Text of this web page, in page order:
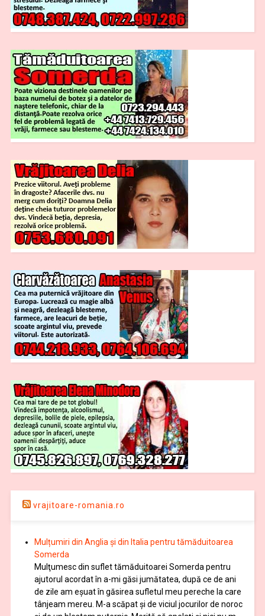
vrajitoare-romania.ro
Mulțumiri din Anglia și din Italia pentru tămăduitoarea
Somerda
Mulţumesc din suflet tămăduitoarei Somerda pentru
ajutorul acordat în a-mi găsi jumătatea, după ce de ani
de zile am eşuat în găsirea sufletul meu pereche la care
tânjeam mereu. M-a scăpat şi de viciul jocurilor de noroc